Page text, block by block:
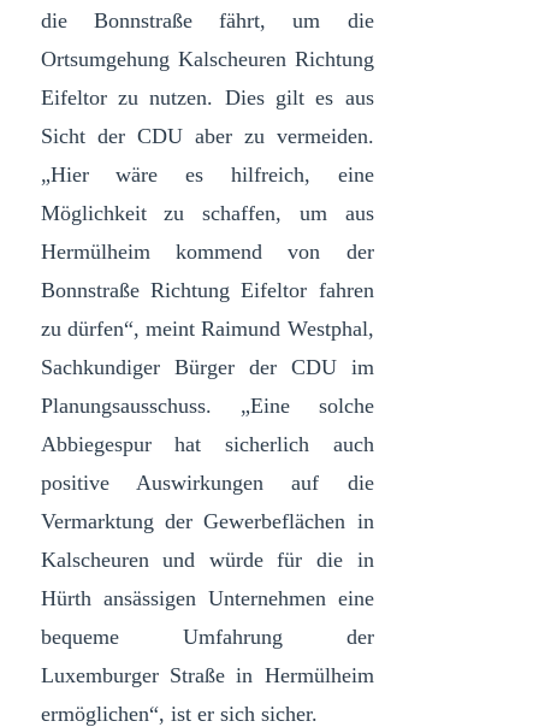
die Bonnstraße fährt, um die
Ortsumgehung Kalscheuren Richtung
Eifeltor zu nutzen. Dies gilt es aus
Sicht der CDU aber zu vermeiden.
„Hier wäre es hilfreich, eine
Möglichkeit zu schaffen, um aus
Hermülheim kommend von der
Bonnstraße Richtung Eifeltor fahren
zu dürfen“, meint Raimund Westphal,
Sachkundiger Bürger der CDU im
Planungsausschuss. „Eine solche
Abbiegespur hat sicherlich auch
positive Auswirkungen auf die
Vermarktung der Gewerbeflächen in
Kalscheuren und würde für die in
Hürth ansässigen Unternehmen eine
bequeme Umfahrung der
Luxemburger Straße in Hermülheim
ermöglichen“, ist er sich sicher.